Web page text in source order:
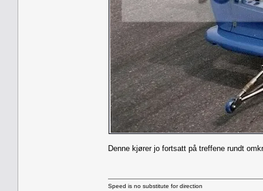
Denne kjører jo fortsatt på treffene rundt
Speed is no substitute for direction